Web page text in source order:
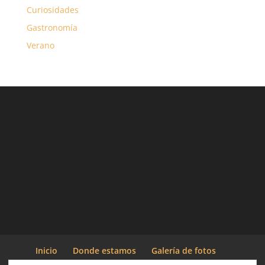
Curiosidades
Gastronomía
Verano
Inicio Donde estamos
Galería de fotos